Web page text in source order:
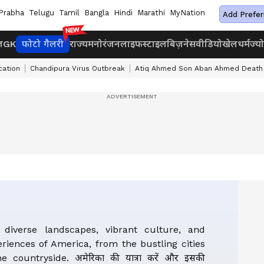
Telugu Tamil Bangla Hindi Marathi MyNation Add
GK फोटो गैलरी राज्यमनोरंजनलाइफस्टाइलबिज़नेसवीडियोखेलधर्म
Chandipura Virus Outbreak Atiq Ahmed Son Aban Ahmed Death
landscapes, vibrant culture, and
of America, from the bustling cities
countryside. अमेरिका की यात्रा करें और इसकी